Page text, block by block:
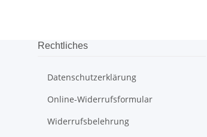
Rechtliches
Datenschutzerklärung
Online-Widerrufsformular
Widerrufsbelehrung